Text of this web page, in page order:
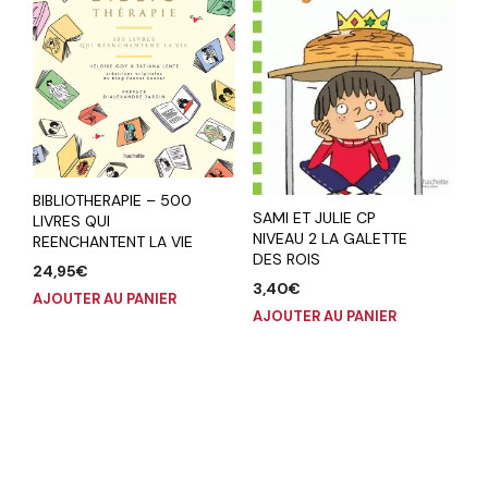
BIBLIOTHERAPIE – 500
LIVRES QUI
REENCHANTENT LA VIE
24,95€
AJOUTER AU PANIER
SAMI ET JULIE CP
NIVEAU 2 LA GALETTE
DES ROIS
3,40€
AJOUTER AU PANIER